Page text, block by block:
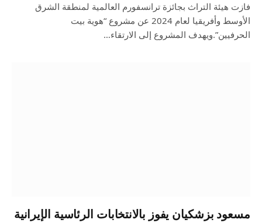
فازت هيئة التراث بجائزة ترانسفورم العالمية لمنطقة الشرق
الأوسط وأفريقيا لعام 2024 عن مشروع “هوية بيت
الحرفيين”.ويهدف المشروع إلى الارتقاء…
مسعود بزشكيان يفوز بالانتخابات الرئاسية الإيرانية